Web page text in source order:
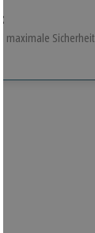
maximale Sicherheit
einlösbar.